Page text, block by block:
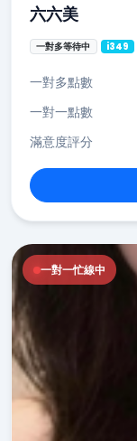
六六美
一對多等待中 i349
一對多點數
一對一點數
滿意度評分
一對一忙線中